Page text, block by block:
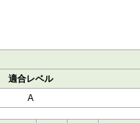
適合レベル
A